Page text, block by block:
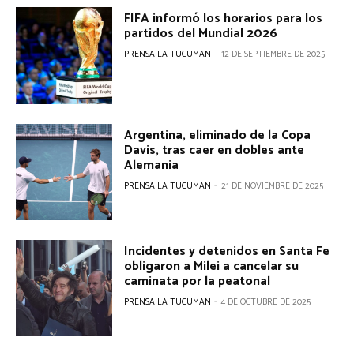
FIFA informó los horarios para los
partidos del Mundial 2026
PRENSA LA TUCUMAN - 12 DE SEPTIEMBRE DE 2025
Argentina, eliminado de la Copa
Davis, tras caer en dobles ante
Alemania
PRENSA LA TUCUMAN - 21 DE NOVIEMBRE DE 2025
Incidentes y detenidos en Santa Fe
obligaron a Milei a cancelar su
caminata por la peatonal
PRENSA LA TUCUMAN - 4 DE OCTUBRE DE 2025